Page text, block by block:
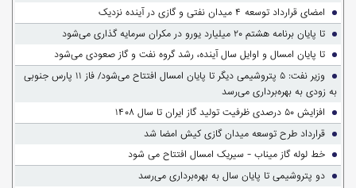
امضای قرارداد توسعه ۴ میدان نفتی و گازی در آینده نزدیک
تا پایان برنامه هشتم ۲۰ میلیارد یورو در مکران سرمایه گذاری می‌شود
تا پایان امسال و اوایل سال آینده، رشد گروه نفت و گاز صعودی می‌شود
وزیر نفت: ۵ پتروشیمی دیگر تا پایان امسال افتتاح می‌شود/ فاز ۱۱ پارس جنوبی
‌‌به زودی به بهره‌برداری می‌رسد
افزایش ۵۰ درصدی ظرفیت تولید گاز ایران تا سال ۱۴۰۸
قرارداد طرح توسعه میدان گازی کیش امضا شد
خط لوله گاز میناب - سیریک امسال افتتاح می شود
دو پتروشیمی تا پایان سال به بهره‌برداری می‌رسد